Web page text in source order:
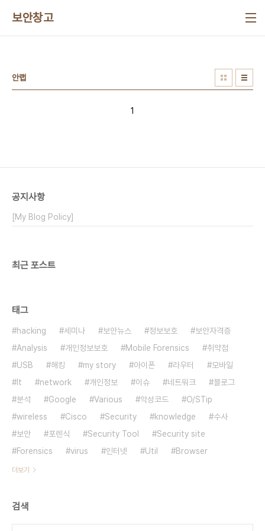
보안창고
안랩
1
공지사항
[My Blog Policy]
최근 포스트
태그
hacking 세미나 보안뉴스 정보보호
보안자격증
Analysis
개인정보보호 Mobile Forensics
취약점
USB
해킹 my story 아이폰 라우터
모바일
It
network 개인정보 이슈 네트워크
블로그
분석
Google Various 악성코드
O/STip
wireless
Cisco Security knowledge
수사
보안
포렌식 Security Tool
Security site
Forensics
virus 인터넷 Util Browser
더보기
검색